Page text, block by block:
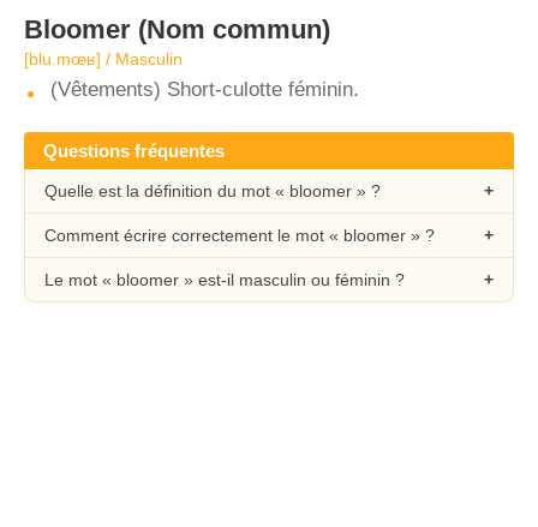
Bloomer (Nom commun)
[blu.mœʁ] / Masculin
(Vêtements) Short-culotte féminin.
Questions fréquentes
Quelle est la définition du mot « bloomer » ?
Comment écrire correctement le mot « bloomer » ?
Le mot « bloomer » est-il masculin ou féminin ?